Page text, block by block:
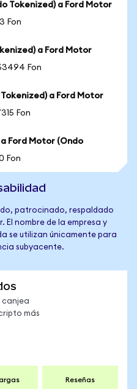
Tokenized) a Ford Motor
Fon
a Ford Motor
Fon
a Ford Motor
Fon
Ford Motor (Ondo
Fon
patrocinado, respaldado
nombre de la empresa y
se utilizan únicamente para
subyacente.
canjea
más
Reseñas